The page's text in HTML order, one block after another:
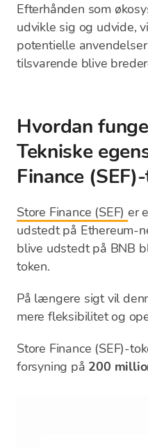
Efterhånden som
udvikle sig og udvide,
potentielle
tilsvarende blive
Hvordan
Tekniske
Finance
Store Finance (SEF)er
udstedt på Ethereum-
blive udstedt på BNB
token.
På længere sigt vil
mere fleksibilitet og
Store Finance (SEF)-
forsyning på 200